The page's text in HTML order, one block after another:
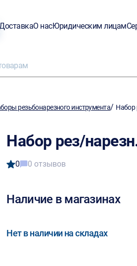
О насЮридическим лицам
резьбонарезного инструмента/ Набор
Набор рез/
0 0 отзывов
Наличие в магазинах
Нет в наличии на складах